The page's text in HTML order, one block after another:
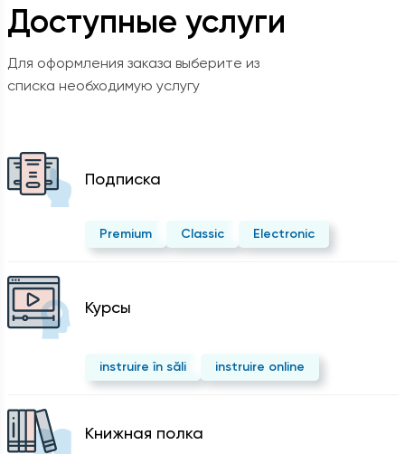
Доступные услуги
Для оформления заказа выберите из
списка необходимую услугу
Подписка
Premium Classic Electronic
Курсы
instruire în săli instruire online
Kнижная полка